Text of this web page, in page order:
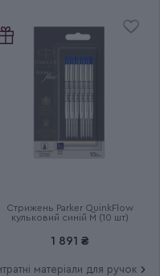
Стрижень Parker QuinkFlow
кульковий синій M (10 шт)
1 891 ₴
матеріали для ручок